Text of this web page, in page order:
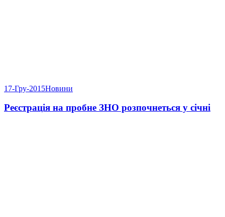
17-Гру-2015Новини
Реєстрація на пробне ЗНО розпочнеться у січні